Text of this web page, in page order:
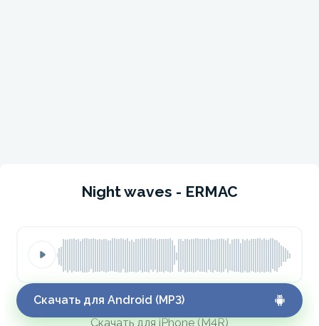
Night waves - ERMAC
Скачать для Android (MP3)
Скачать для iPhone (M4R)